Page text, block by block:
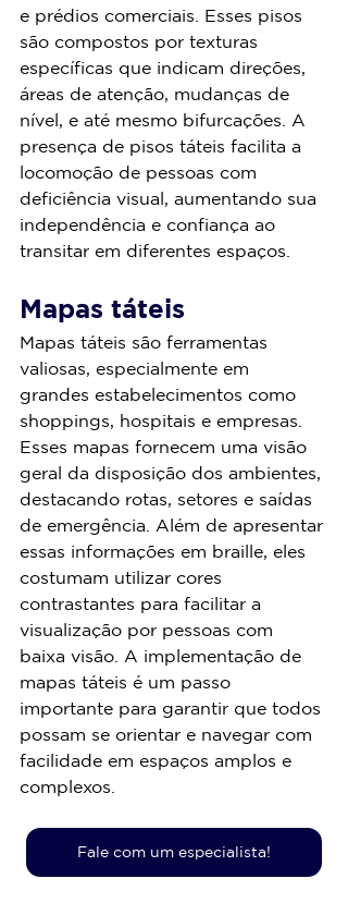
e prédios comerciais. Esses pisos
são compostos por texturas
específicas que indicam direções,
áreas de atenção, mudanças de
nível, e até mesmo bifurcações. A
presença de pisos táteis facilita a
locomoção de pessoas com
deficiência visual, aumentando sua
independência e confiança ao
transitar em diferentes espaços.
Mapas táteis
Mapas táteis são ferramentas
valiosas, especialmente em
grandes estabelecimentos como
shoppings, hospitais e empresas.
Esses mapas fornecem uma visão
geral da disposição dos ambientes,
destacando rotas, setores e saídas
de emergência. Além de apresentar
essas informações em braille, eles
costumam utilizar cores
contrastantes para facilitar a
visualização por pessoas com
baixa visão. A implementação de
mapas táteis é um passo
importante para garantir que todos
possam se orientar e navegar com
facilidade em espaços amplos e
complexos.
Fale com um especialista!